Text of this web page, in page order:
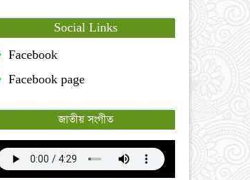
Social Links
Facebook
Facebook page
জাতীয় সংগীত